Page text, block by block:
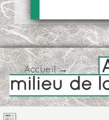
Accueil→
milieu de